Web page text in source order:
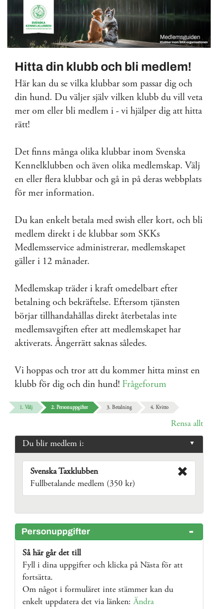
Hitta din klubb och bli medlem!
Här kan du se vilka klubbar som passar dig och
din hund. Du väljer själv vilken klubb du vill veta
mer om eller bli medlem i - vi hjälper dig att hitta
rätt!
Det finns många olika klubbar inom Svenska
Kennelklubben och även olika medlemskap. Välj
en eller flera klubbar och gå in på deras webbplats
för mer information.
Du kan enkelt betala med swish eller kort, och bli
medlem direkt i de klubbar som SKKs
Medlemsservice administrerar, medlemskapet
gäller i 12 månader.
Medlemskap träder i kraft omedelbart efter
betalning och bekräftelse. Eftersom tjänsten
börjar tillhandahållas direkt återbetalas inte
medlemsavgiften efter att medlemskapet har
aktiverats. Ångerrätt saknas således.
Vi hoppas och tror att du kommer hitta minst en
klubb för dig och din hund! Frågeforum
1. Välj 2. Personuppgifter 3. Betalning 4. Kvitto
Rensa allt
Du blir medlem i:
Svenska Taxklubben
Fullbetalande medlem (350 kr)
Personuppgifter
Så här går det till
Fyll i dina uppgifter och klicka på Nästa för att
fortsätta.
Om något i formuläret inte stämmer kan du
enkelt uppdatera det via länken:Ändra